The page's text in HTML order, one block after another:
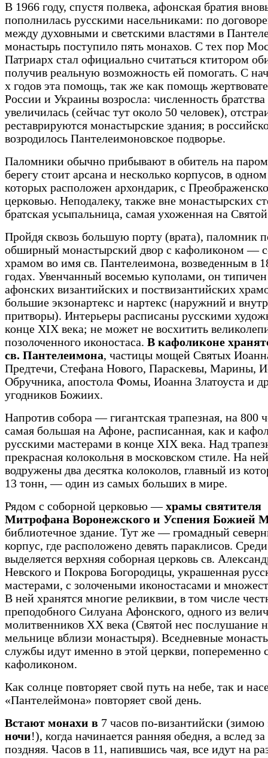
В 1966 году, спустя полвека, афонская братия
пополнилась русскими насельниками: по
между духовными и светскими властями в
монастырь поступило пять монахов. С тех пор
Патриарх стал официально считаться ктитором
получив реальную возможность ей помогать. С
х годов эта помощь, так же как помощь
России и Украины возросла: численность братства
увеличилась (сейчас тут около 50 человек),
реставрируются монастырские здания; в
возродилось Пантелеимоновское подворье.
Паломники обычно прибывают в обитель на
берегу стоит арсана и несколько корпусов, в
которых расположен архондарик, с
церковью. Неподалеку, также вне монастырских
братская усыпальница, самая ухоженная на
Пройдя сквозь большую порту (врата), паломник
обширный монастырский двор с кафоликоном —
храмом во имя св. Пантелеимона, возведенным в
годах. Увенчанный восемью куполами, он
афонских византийских и поствизантийских
большие экзонартекс и нартекс (наружний и
притворы). Интерьеры расписаны русскими
конце XIX века; не может не восхитить
позолоченного иконостаса. В кафоликоне
св. Пантелеимона, частицы мощей Святых
Предтечи, Стефана Нового, Параскевы, Марины,
Обручника, апостола Фомы, Иоанна Златоуста и
угодников Божиих.
Напротив собора — гигантская трапезная, на 800
самая большая на Афоне, расписанная, как и
русскими мастерами в конце XIX века. Над
прекрасная колокольня в московском стиле. На ней
водружены два десятка колоколов, главный из
13 тонн, — один из самых больших в мире.
Рядом с соборной церковью —храмы святителя
Митрофана Воронежского и Успения Божией
библиотечное здание. Тут же — громадный
корпус, где расположено девять параклисов.
выделяется верхняя соборная церковь св.
Невского и Покрова Богородицы, украшенная
мастерами, с золочеными иконостасами и
В ней хранятся многие реликвии, в том числе
преподобного Силуана Афонского, одного из
молитвенников ХХ века (Святой нес послушание
мельнице вблизи монастыря). Вседневные
службы идут именно в этой церкви, попеременно
кафоликоном.
Как солнце повторяет свой путь на небе, так и
«Пантелеймона» повторяет свой день.
Встают монахи в 7 часов по-византийски
ночи!), когда начинается ранняя обедня, а вслед
поздняя. Часов в 11, напившись чая, все идут на